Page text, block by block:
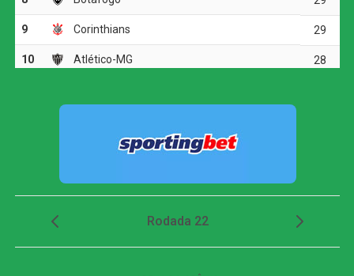
Paulinho vira preocupação
Facebook